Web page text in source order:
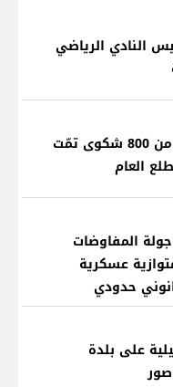
النادي الرياضي
وزارة الاقتصاد: أكثر من 800 شكوى تمّت
العام
المفاوضات
متوازية عسكرية
حدودي
على بلدة